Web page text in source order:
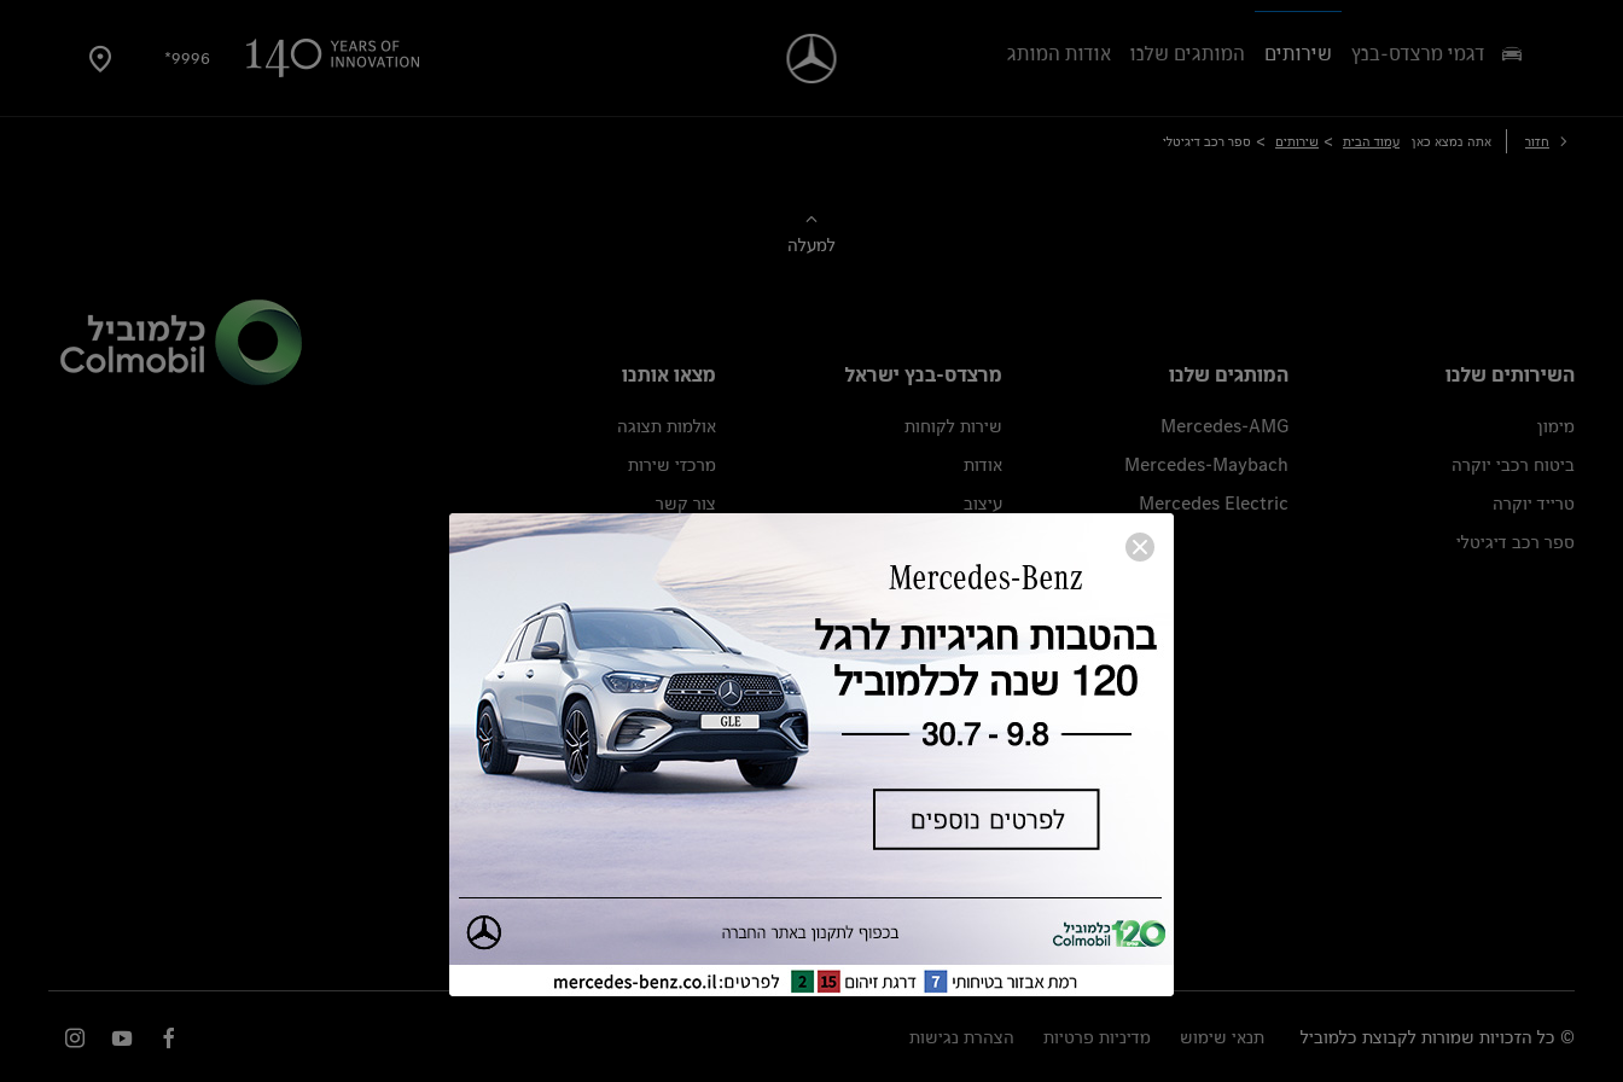
9996* דגמי מרצדס-בנץ שירותים המותגים שלנו אודות המותג
חזור אתה נמצא כאן עמוד הבית > שירותים > ספר רכב דיגיטלי
למעלה
השירותים שלנו
מימון
ביטוח רכבי יוקרה
טרייד יוקרה
ספר רכב דיגיטלי
המותגים שלנו
Mercedes-AMG
Mercedes-Maybach
Mercedes Electric
מרצדס-בנץ ישראל
שירות לקוחות
אודות
עיצוב
מגזין מרצדס-בנץ
ספרי רכב מרצדס-בנץ
נתוני זיהום אוויר וצריכת דלק וחשמל
נתוני תווית צמיגים
מחירון חלפים
הודעה על הטבות לרכבי מרצדס בהסדר
מצאו אותנו
אולמות תצוגה
מרכזי שירות
צור קשר
© כל הזכויות שמורות לקבוצת כלמוביל תנאי שימוש מדיניות פרטיות הצהרת נגישות